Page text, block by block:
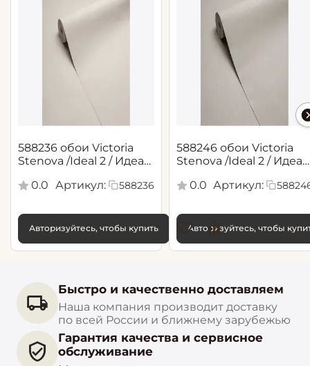
588236 обои Victoria
Stenova /Ideal 2 / Идеал
0.0
Артикул: 588236
Авторизуйтесь, чтобы купить
588246 обои Victoria
Stenova /Ideal 2 / Идеал
0.0 Артикул:
Авторизуйтесь, чтобы
Быстро и качественно доставляем
Наша компания производит доставку
по всей России и ближнему зарубежью
Гарантия качества и сервисное
обслуживание